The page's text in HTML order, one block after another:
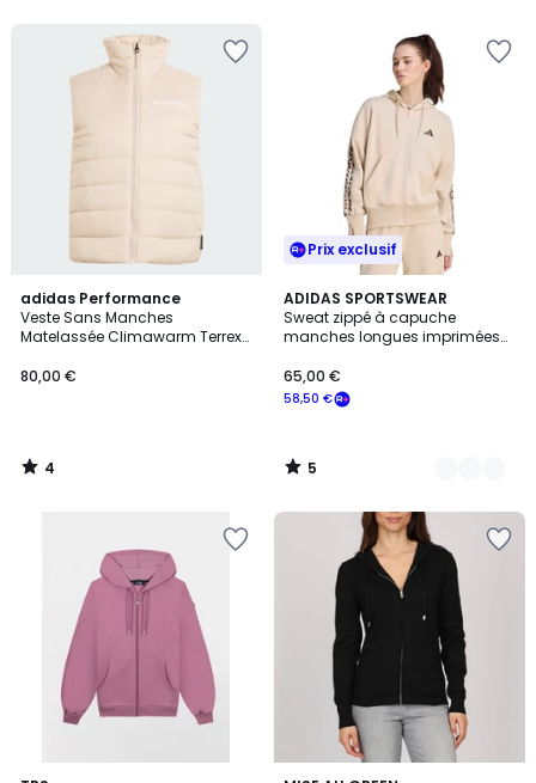
adidas Performance
Veste Sans Manches
Matelassée Climawarm Terrex
Manches Matelassée
80,00 €
4
/
5
4
/
Prix exclusif
ADIDAS SPORTSWEAR
Sweat zippé à capuche
manches longues imprimées
58,50 €
65,00 €
5
/
5
2
Couleurs
5
/